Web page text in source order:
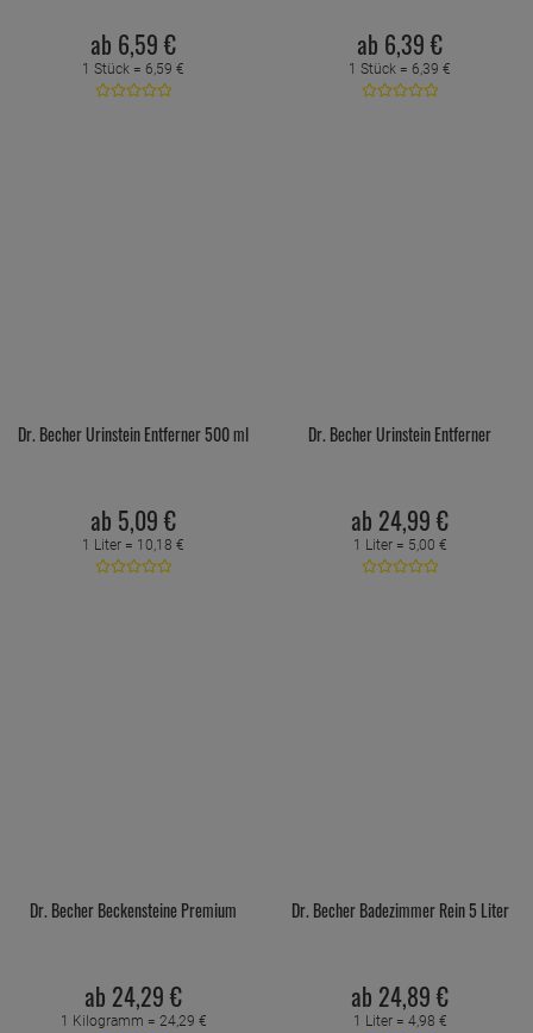
ab 6,59 €
1 Stück = 6,59 €
ab 6,39 €
1 Stück = 6,39 €
Dr. Becher Urinstein Entferner 500 ml
ab 5,09 €
1 Liter = 10,18 €
Dr. Becher Urinstein Entferner
ab 24,99 €
1 Liter = 5,00 €
Dr. Becher Beckensteine Premium
ab 24,29 €
1 Kilogramm = 24,29 €
Dr. Becher Badezimmer Rein 5 Liter
ab 24,89 €
1 Liter = 4,98 €